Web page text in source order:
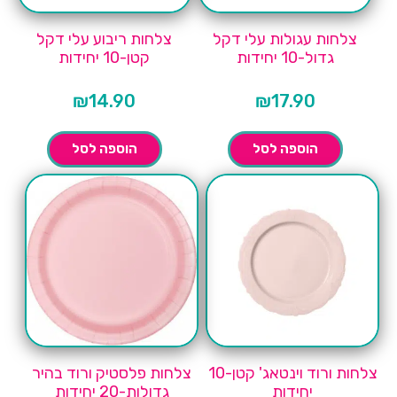
צלחות עגולות עלי דקל
גדול-10 יחידות
₪17.90
הוספה לסל
צלחות ריבוע עלי דקל
קטן-10 יחידות
₪14.90
הוספה לסל
צלחות ורוד וינטאג' קטן-10
יחידות
צלחות פלסטיק ורוד בהיר
גדולות-20 יחידות